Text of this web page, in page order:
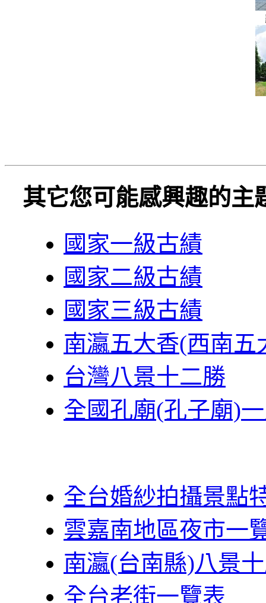
其它您可能感興趣的主
國家一級古績
國家二級古績
國家三級古績
南瀛五大香(西南五
台灣八景十二勝
全國孔廟(孔子廟)
全台婚紗拍攝景點
雲嘉南地區夜市一
南瀛(台南縣)八景
全台老街一覽表